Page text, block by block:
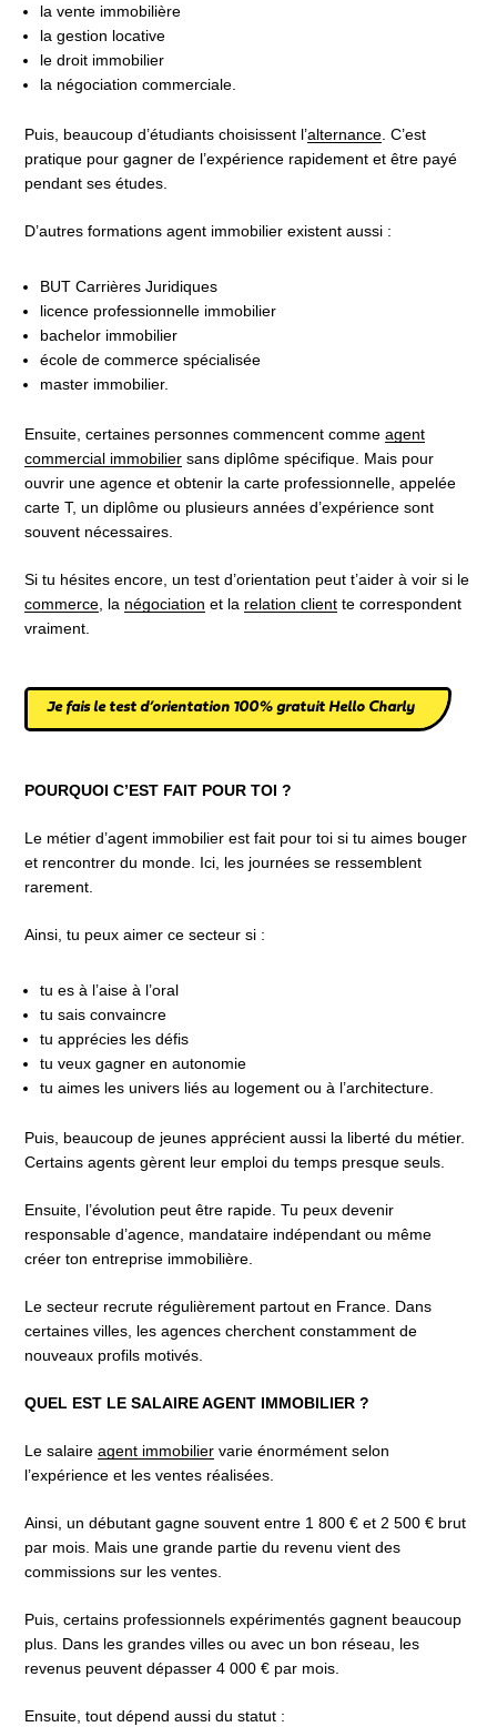
la vente immobilière
la gestion locative
le droit immobilier
la négociation commerciale.
Puis, beaucoup d’étudiants choisissent l’alternance . C’est
pratique pour gagner de l’expérience rapidement et être payé
pendant ses études.
D’autres formations agent immobilier existent aussi :
BUT Carrières Juridiques
licence professionnelle immobilier
bachelor immobilier
école de commerce spécialisée
master immobilier.
Ensuite, certaines personnes commencent commeagent
commercial immobilier sans diplôme spécifique. Mais pour
ouvrir une agence et obtenir la carte professionnelle, appelée
carte T, un diplôme ou plusieurs années d’expérience sont
souvent nécessaires.
Si tu hésites encore, un test d’orientation peut t’aider à voir si le
commerce , la négociation et la relation client te correspondent
vraiment.
Je fais le test d’orientation 100% gratuit Hello Charly
POURQUOI C’EST FAIT POUR TOI ?
Le métier d’agent immobilier est fait pour toi si tu aimes bouger
et rencontrer du monde. Ici, les journées se ressemblent
rarement.
Ainsi, tu peux aimer ce secteur si :
tu es à l’aise à l’oral
tu sais convaincre
tu apprécies les défis
tu veux gagner en autonomie
tu aimes les univers liés au logement ou à l’architecture.
Puis, beaucoup de jeunes apprécient aussi la liberté du métier.
Certains agents gèrent leur emploi du temps presque seuls.
Ensuite, l’évolution peut être rapide. Tu peux devenir
responsable d’agence, mandataire indépendant ou même
créer ton entreprise immobilière.
Le secteur recrute régulièrement partout en France. Dans
certaines villes, les agences cherchent constamment de
nouveaux profils motivés.
QUEL EST LE SALAIRE AGENT IMMOBILIER ?
Le salaireagent immobilier varie énormément selon
l’expérience et les ventes réalisées.
Ainsi, un débutant gagne souvent entre 1 800 € et 2 500 € brut
par mois. Mais une grande partie du revenu vient des
commissions sur les ventes.
Puis, certains professionnels expérimentés gagnent beaucoup
plus. Dans les grandes villes ou avec un bon réseau, les
revenus peuvent dépasser 4 000 € par mois.
Ensuite, tout dépend aussi du statut :